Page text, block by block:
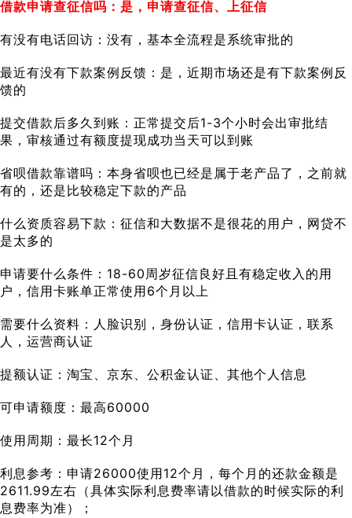
借款申请查征信吗：是，申请查征信、上征信
有没有电话回访：没有，基本全流程是系统审批的
最近有没有下款案例反馈：是，近期市场还是有下款案例反
馈的
提交借款后多久到账：正常提交后1-3个小时会出审批结
果，审核通过有额度提现成功当天可以到账
省呗借款靠谱吗：本身省呗也已经是属于老产品了，之前就
有的，还是比较稳定下款的产品
什么资质容易下款：征信和大数据不是很花的用户，网贷不
是太多的
申请要什么条件：18-60周岁征信良好且有稳定收入的用
户，信用卡账单正常使用6个月以上
需要什么资料：人脸识别，身份认证，信用卡认证，联系
人，运营商认证
提额认证：淘宝、京东、公积金认证、其他个人信息
可申请额度：最高60000
使用周期：最长12个月
利息参考：申请26000使用12个月，每个月的还款金额是
2611.99左右（具体实际利息费率请以借款的时候实际的利
息费率为准）；